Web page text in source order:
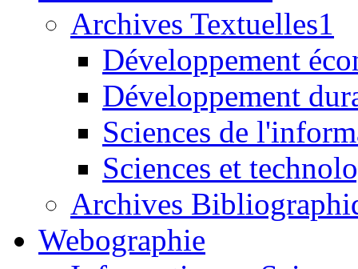
Archives Textuelles1
Développement
Développement
Sciences de
Sciences et
Archives
Webographie